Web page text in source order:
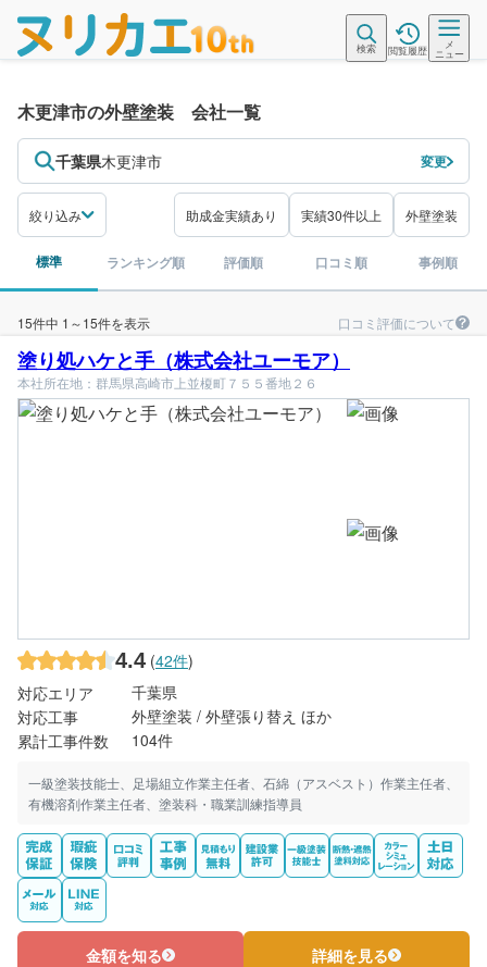
検索 閲覧履歴
メ
ニュー
木更津市の外壁塗装 会社一覧
千葉県木更津市 変更
絞り込み 助成金実績あり 実績30件以上 外壁塗装
標準 ランキング順 評価順 口コミ順 事例順
15件中 1～15件を表示 口コミ評価について
塗り処ハケと手（株式会社ユーモア）
本社所在地：群馬県高崎市上並榎町７５５番地２６
4.4 (42件)
対応エリア
千葉県
対応工事
外壁塗装 / 外壁張り替え ほか
累計工事件数
104件
一級塗装技能士、足場組立作業主任者、石綿（アスベスト）作業主任者、
有機溶剤作業主任者、塗装科・職業訓練指導員
金額を知る 詳細を見る